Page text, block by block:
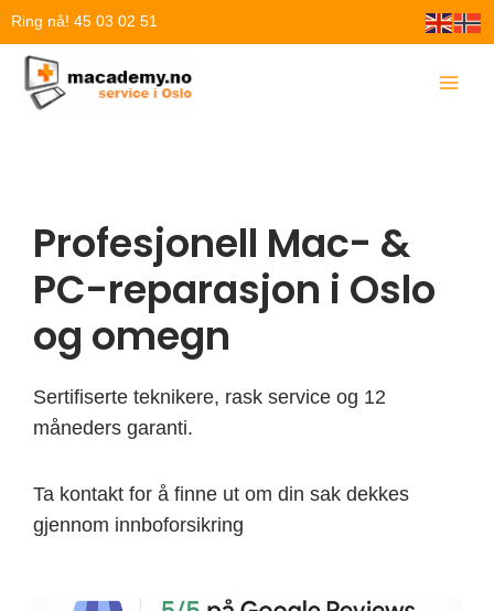
Hopp
innholdet
Ring nå! 45 03 02 51
Profesjonell Mac- &
PC-reparasjon i Oslo
og omegn
Sertifiserte teknikere, rask service og 12
måneders garanti.
Ta kontakt for å finne ut om din sak dekkes
gjennom innboforsikring